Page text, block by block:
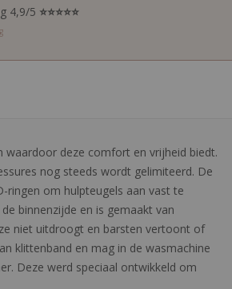
4,9/5 ⭐⭐⭐⭐⭐
waardoor deze comfort en vrijheid biedt.
nog steeds wordt gelimiteerd. De
ringen om hulpteugels aan vast te
binnenzijde en is gemaakt van
niet uitdroogt en barsten vertoont of
klittenband en mag in de wasmachine
Deze werd speciaal ontwikkeld om